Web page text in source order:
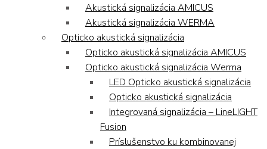
Akustická signalizácia AMICUS
Akustická signalizácia WERMA
Opticko akustická signalizácia
Opticko akustická signalizácia AMICUS
Opticko akustická signalizácia Werma
LED Opticko akustická signalizácia
Opticko akustická signalizácia
Integrovaná signalizácia – LineLIGHT
Fusion
Príslušenstvo ku kombinovanej